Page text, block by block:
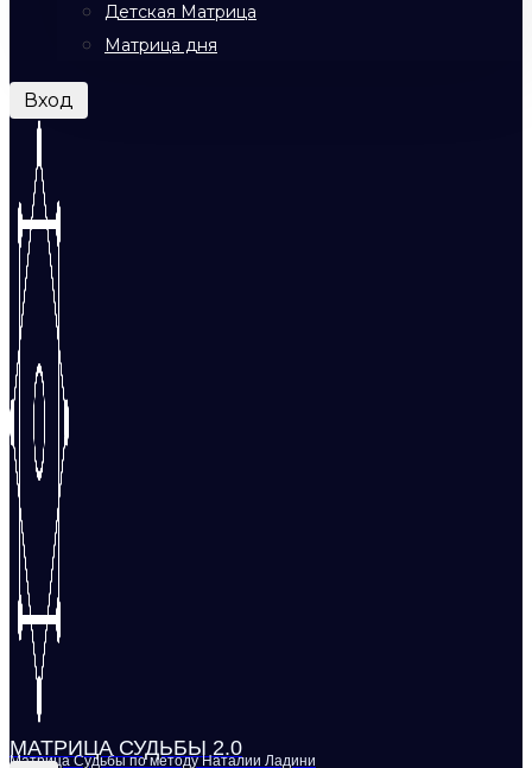
Детская Матрица
Матрица дня
Вход
МАТРИЦА СУДЬБЫ 2.0
Матрица Судьбы по методу Наталии Ладини